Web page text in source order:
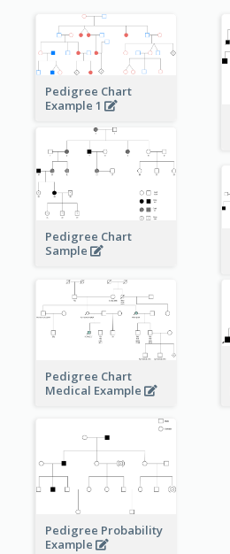
Pedigree Chart
Example 1
Pedigree Chart
Sample
Pedigree Chart
Medical Example
Pedigree Probability
Example